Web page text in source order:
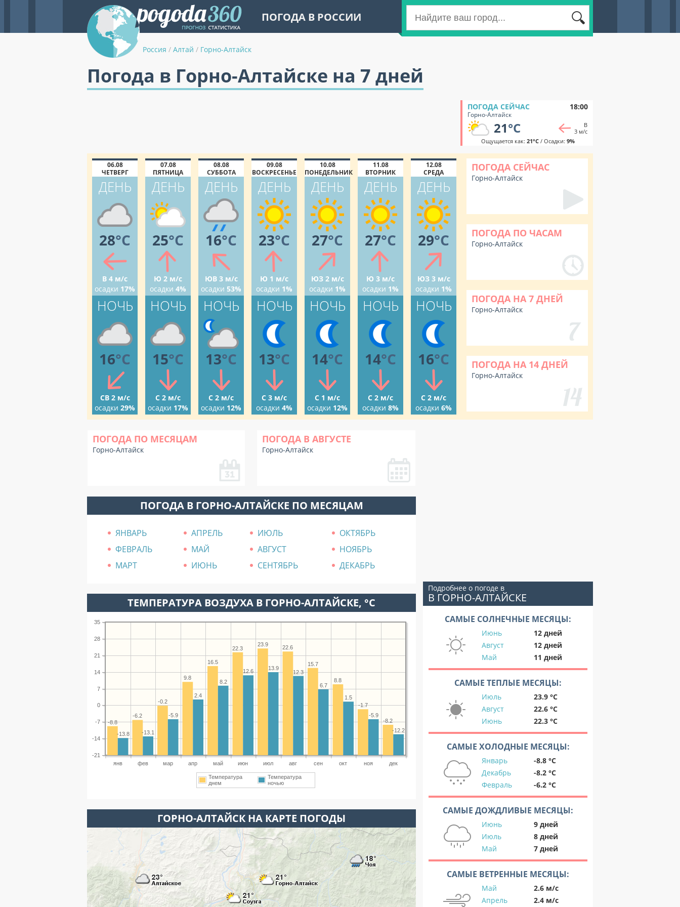
ПОГОДА В РОССИИ
Россия / Алтай / Горно-Алтайск
Погода в Горно-Алтайске на 7 дней
ПОГОДА СЕЙЧАС 18:00
Горно-Алтайск
21°C
В
3 м/с
Ощущается как: 21°C/ Осадки: 9%
06.08
ЧЕТВЕРГ
ДЕНЬ
28°C
В 4 м/с
осадки 17%
НОЧЬ
16°C
СВ 2 м/с
осадки 29%
07.08
ПЯТНИЦА
ДЕНЬ
25°C
Ю 2 м/с
осадки 4%
НОЧЬ
15°C
С 2 м/с
осадки 17%
08.08
СУББОТА
ДЕНЬ
16°C
ЮВ 3 м/с
осадки 53%
НОЧЬ
13°C
С 2 м/с
осадки 12%
09.08
ВОСКРЕСЕНЬЕ
ДЕНЬ
23°C
Ю 1 м/с
осадки 1%
НОЧЬ
13°C
С 3 м/с
осадки 4%
10.08
ПОНЕДЕЛЬНИК
ДЕНЬ
27°C
ЮЗ 2 м/с
осадки 1%
НОЧЬ
14°C
С 1 м/с
осадки 12%
11.08
ВТОРНИК
ДЕНЬ
27°C
Ю 3 м/с
осадки 1%
НОЧЬ
14°C
С 2 м/с
осадки 8%
12.08
СРЕДА
ДЕНЬ
29°C
ЮЗ 3 м/с
осадки 1%
НОЧЬ
16°C
С 2 м/с
осадки 6%
ПОГОДА СЕЙЧАС
Горно-Алтайск
ПОГОДА ПО ЧАСАМ
Горно-Алтайск
ПОГОДА НА 7 ДНЕЙ
Горно-Алтайск
ПОГОДА НА 14 ДНЕЙ
Горно-Алтайск
ПОГОДА ПО МЕСЯЦАМ
Горно-Алтайск
ПОГОДА В АВГУСТЕ
Горно-Алтайск
ПОГОДА В ГОРНО-АЛТАЙСКЕ ПО МЕСЯЦАМ
ЯНВАРЬ АПРЕЛЬ ИЮЛЬ
ОКТЯБРЬ
ФЕВРАЛЬ
МАЙ АВГУСТ
НОЯБРЬ
МАРТ
ИЮНЬ СЕНТЯБРЬ ДЕКАБРЬ
ТЕМПЕРАТУРА ВОЗДУХА В ГОРНО-АЛТАЙСКЕ, °C
янв фев мар апр май июн июл авг сен окт ноя дек
-21
-14
-7
0
7
14
21
28
35
-8.2
-1.7
8.8
15.7
22.6
23.9
22.3
16.5
9.8
-0.2
-6.2
-8.8
-12.2
-5.9
1.5
6.7
12.3
13.9
12.6
8.2
2.4
-5.9
-13.1
-13.8
Температура
днем
Температура
ночью
ГОРНО-АЛТАЙСК НА КАРТЕ ПОГОДЫ
Подробнее о погоде в
В ГОРНО-АЛТАЙСКЕ
САМЫЕ СОЛНЕЧНЫЕ МЕСЯЦЫ:
Июнь
12 дней
Август
12 дней
Май
11 дней
САМЫЕ ТЕПЛЫЕ МЕСЯЦЫ:
Июль
23.9 °C
Август
22.6 °C
Июнь
22.3 °C
САМЫЕ ХОЛОДНЫЕ МЕСЯЦЫ:
Январь
-8.8 °C
Декабрь
-8.2 °C
Февраль
-6.2 °C
САМЫЕ ДОЖДЛИВЫЕ МЕСЯЦЫ:
Июнь
9 дней
Июль
8 дней
Май
7 дней
САМЫЕ ВЕТРЕННЫЕ МЕСЯЦЫ:
Май
2.6 м/с
Апрель
2.4 м/с